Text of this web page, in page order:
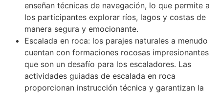
enseñan técnicas de navegación, lo que permite a
los participantes explorar ríos, lagos y costas de
manera segura y emocionante.
Escalada en roca: los parajes naturales a menudo
cuentan con formaciones rocosas impresionantes
que son un desafío para los escaladores. Las
actividades guiadas de escalada en roca
proporcionan instrucción técnica y garantizan la